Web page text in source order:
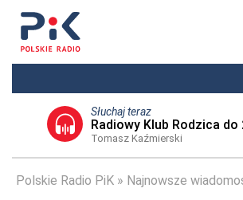
Słuchaj teraz
Radiowy Klub Rodzica do
Tomasz Kaźmierski
Polskie Radio PiK Najnowsze